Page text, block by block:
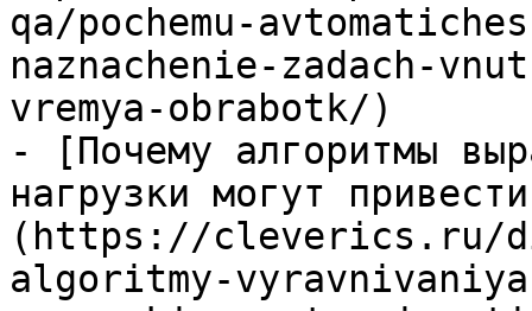
qa/pochemu-
naznachenie-zadach-
vremya-obrabotk/)
- [Почему алгоритмы
нагрузки могут
(https://cleverics.ru/
algoritmy-